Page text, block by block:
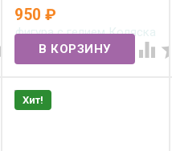
Коляска Винтаж
мятная сатин
В наличии
950₽
 
Хит!